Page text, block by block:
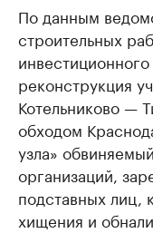
По данным
строительных
реконструкция
Котельниково —
обходом
узла»
организаций,
подставных лиц,
хищения и